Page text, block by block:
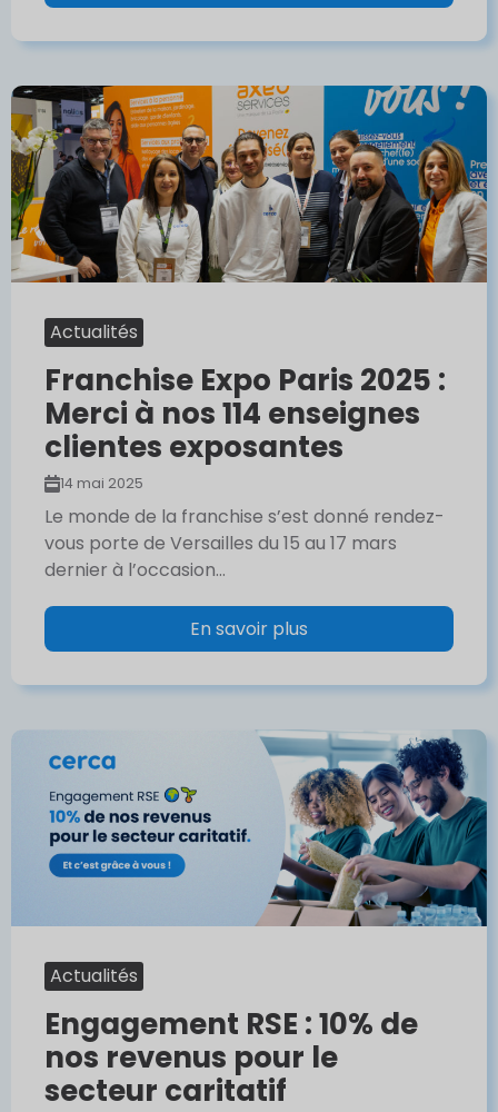
Actualités
Franchise Expo Paris 2025 :
Merci à nos 114 enseignes
clientes exposantes
14 mai 2025
Le monde de la franchise s’est donné rendez-
vous porte de Versailles du 15 au 17 mars
dernier à l’occasion...
En savoir plus
Actualités
Engagement RSE : 10% de
nos revenus pour le
secteur caritatif